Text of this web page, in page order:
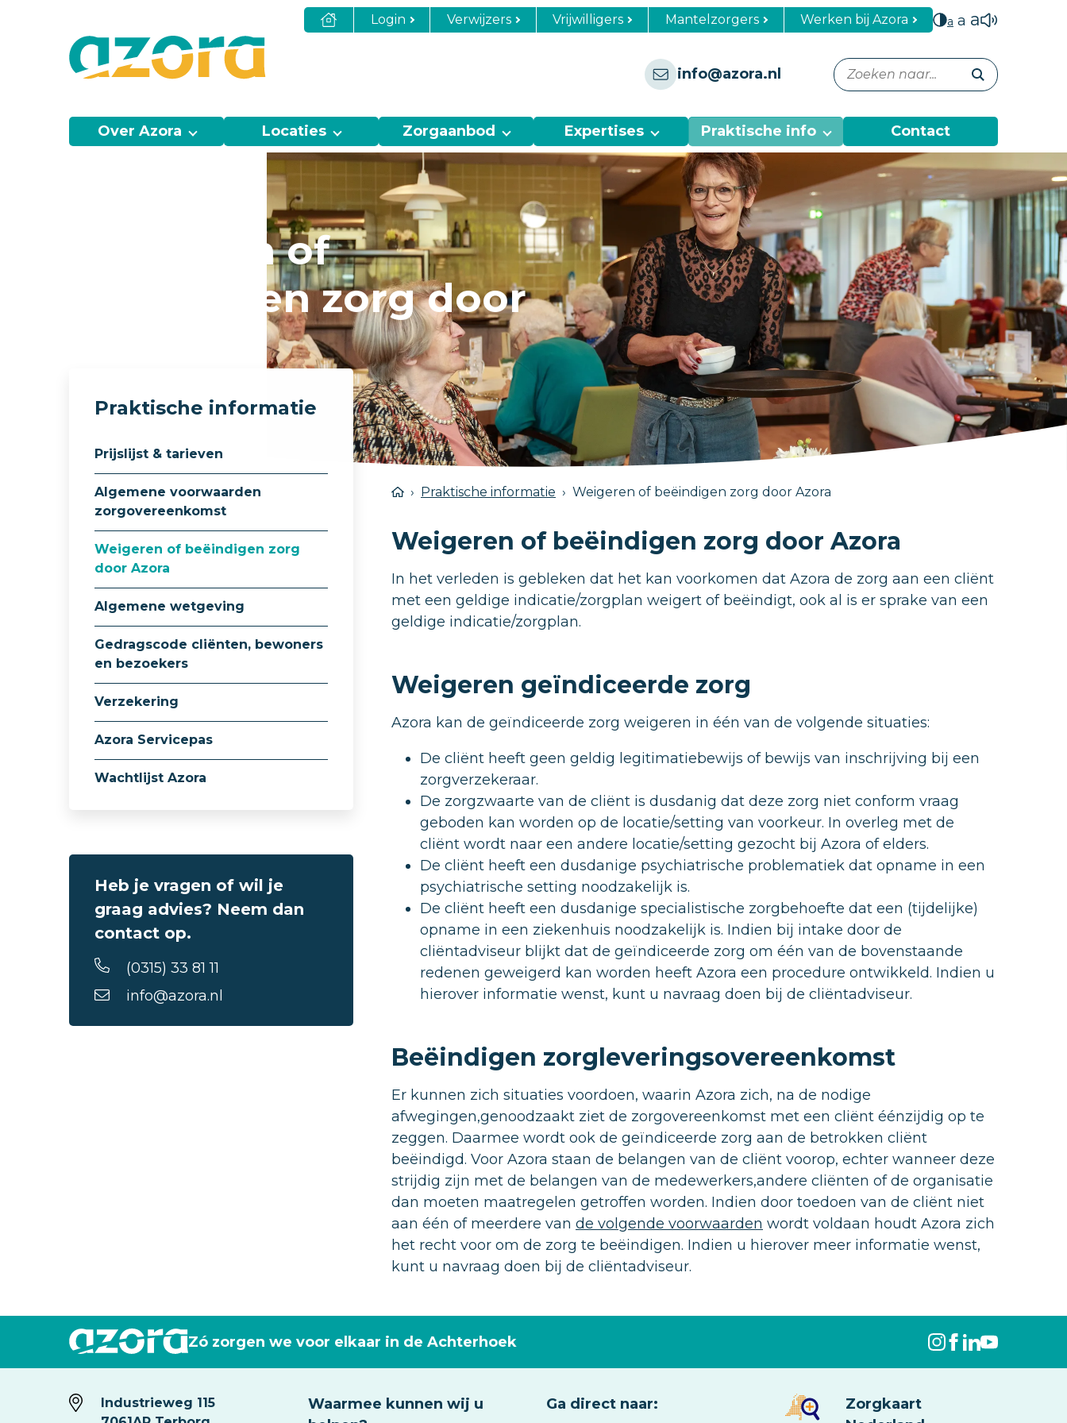
Login Verwijzers Vrijwilligers Mantelzorgers Werken bij Azora a a a
info@azora.nl
Over Azora Locaties Zorgaanbod Expertises Praktische info Contact
Weigeren of
beëindigen zorg door
Praktische informatie Weigeren of beëindigen zorg door Azora
Weigeren of beëindigen zorg door Azora
In het verleden is gebleken dat het kan voorkomen dat Azora de zorg aan een cliënt
met een geldige indicatie/zorgplan weigert of beëindigt, ook al is er sprake van een
geldige indicatie/zorgplan.
Weigeren geïndiceerde zorg
Azora kan de geïndiceerde zorg weigeren in één van de volgende situaties:
De cliënt heeft geen geldig legitimatiebewijs of bewijs van inschrijving bij een
zorgverzekeraar.
De zorgzwaarte van de cliënt is dusdanig dat deze zorg niet conform vraag
geboden kan worden op de locatie/setting van voorkeur. In overleg met de
cliënt wordt naar een andere locatie/setting gezocht bij Azora of elders.
De cliënt heeft een dusdanige psychiatrische problematiek dat opname in een
psychiatrische setting noodzakelijk is.
De cliënt heeft een dusdanige specialistische zorgbehoefte dat een (tijdelijke)
opname in een ziekenhuis noodzakelijk is. Indien bij intake door de
cliëntadviseur blijkt dat de geïndiceerde zorg om één van de bovenstaande
redenen geweigerd kan worden heeft Azora een procedure ontwikkeld. Indien u
hierover informatie wenst, kunt u navraag doen bij de cliëntadviseur.
Beëindigen zorgleveringsovereenkomst
Er kunnen zich situaties voordoen, waarin Azora zich, na de nodige
afwegingen,genoodzaakt ziet de zorgovereenkomst met een cliënt éénzijdig op te
zeggen. Daarmee wordt ook de geïndiceerde zorg aan de betrokken cliënt
beëindigd. Voor Azora staan de belangen van de cliënt voorop, echter wanneer deze
strijdig zijn met de belangen van de medewerkers,andere cliënten of de organisatie
dan moeten maatregelen getroffen worden. Indien door toedoen van de cliënt niet
aan één of meerdere van de volgende voorwaarden wordt voldaan houdt Azora zich
het recht voor om de zorg te beëindigen. Indien u hierover meer informatie wenst,
kunt u navraag doen bij de cliëntadviseur.
Praktische informatie
Prijslijst & tarieven
Algemene voorwaarden
zorgovereenkomst
Weigeren of beëindigen zorg
door Azora
Algemene wetgeving
Gedragscode cliënten, bewoners
en bezoekers
Verzekering
Azora Servicepas
Wachtlijst Azora
Heb je vragen of wil je
graag advies? Neem dan
contact op.
(0315) 33 81 11
info@azora.nl
Zó zorgen we voor elkaar in de Achterhoek
Industrieweg 115
Waarmee kunnen wij u
Ga direct naar:
Zorgkaart